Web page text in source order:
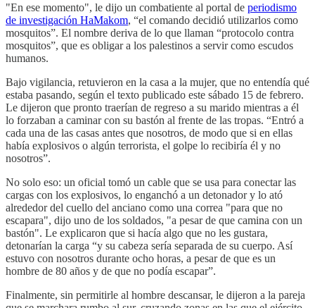
"En ese momento", le dijo un combatiente al portal de periodismo
de investigación HaMakom, “el comando decidió utilizarlos como
mosquitos”. El nombre deriva de lo que llaman “protocolo contra
mosquitos”, que es obligar a los palestinos a servir como escudos
humanos.
Bajo vigilancia, retuvieron en la casa a la mujer, que no entendía qué
estaba pasando, según el texto publicado este sábado 15 de febrero.
Le dijeron que pronto traerían de regreso a su marido mientras a él
lo forzaban a caminar con su bastón al frente de las tropas. “Entró a
cada una de las casas antes que nosotros, de modo que si en ellas
había explosivos o algún terrorista, el golpe lo recibiría él y no
nosotros”.
No solo eso: un oficial tomó un cable que se usa para conectar las
cargas con los explosivos, lo enganchó a un detonador y lo ató
alrededor del cuello del anciano como una correa "para que no
escapara", dijo uno de los soldados, "a pesar de que camina con un
bastón". Le explicaron que si hacía algo que no les gustara,
detonarían la carga “y su cabeza sería separada de su cuerpo. Así
estuvo con nosotros durante ocho horas, a pesar de que es un
hombre de 80 años y de que no podía escapar”.
Finalmente, sin permitirle al hombre descansar, le dijeron a la pareja